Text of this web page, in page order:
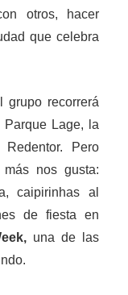
otros, hacer
que celebra
grupo recorrerá
Lage, la
Pero
nos gusta:
caipirinhas al
de fiesta en
una de las